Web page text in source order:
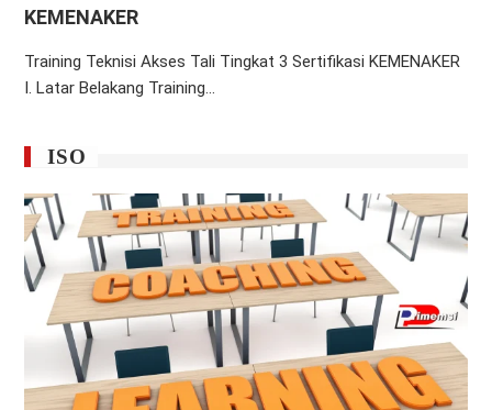
KEMENAKER
Training Teknisi Akses Tali Tingkat 3 Sertifikasi KEMENAKER
I. Latar Belakang Training…
ISO